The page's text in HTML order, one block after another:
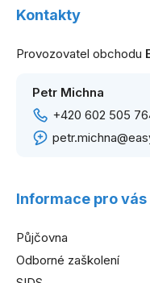
Kontakty
Provozovatel obchodu
Petr Michna
+420 602 505
Informace pro vás
Půjčovna
Odborné zaškolení